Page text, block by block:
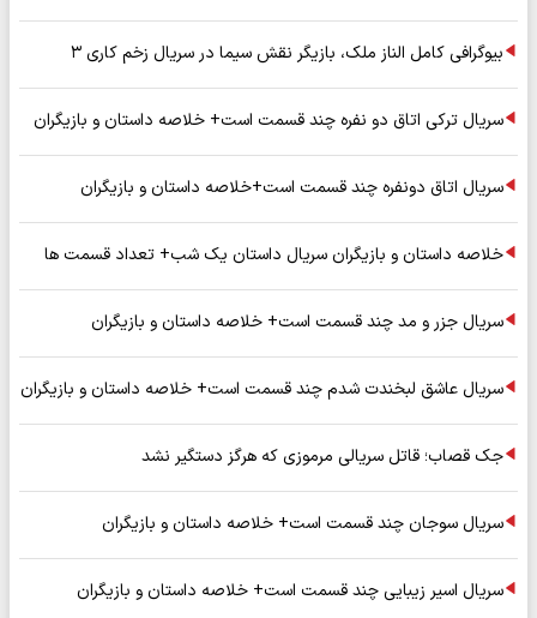
بیوگرافی کامل الناز ملک، بازیگر نقش سیما در سریال زخم کاری ۳
سریال ترکی اتاق دو نفره چند قسمت است+ خلاصه داستان و بازیگران
سریال اتاق دونفره چند قسمت است+خلاصه داستان و بازیگران
خلاصه داستان و بازیگران سریال داستان یک شب+ تعداد قسمت ها
سریال جزر و مد چند قسمت است+ خلاصه داستان و بازیگران
سریال عاشق لبخندت شدم چند قسمت است+ خلاصه داستان و بازیگران
جک قصاب؛ قاتل سریالی مرموزی که هرگز دستگیر نشد
سریال سوجان چند قسمت است+ خلاصه داستان و بازیگران
سریال اسیر زیبایی چند قسمت است+ خلاصه داستان و بازیگران